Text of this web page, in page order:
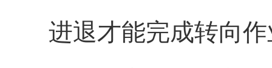
进退才能完成转向